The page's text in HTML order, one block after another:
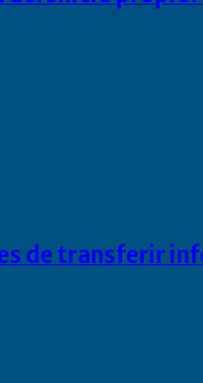
de transferir